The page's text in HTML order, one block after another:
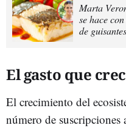
Marta
se hace
de
El gasto que
El crecimiento del
número de suscripciones